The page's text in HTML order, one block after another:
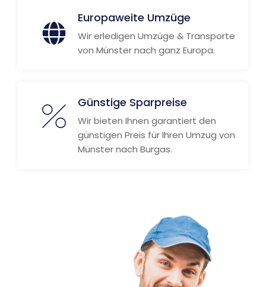
Europaweite Umzüge
Wir erledigen Umzüge & Transporte
von Münster nach ganz Europa.
Günstige Sparpreise
Wir bieten Ihnen garantiert den
günstigen Preis für Ihren Umzug von
Münster nach Burgas.